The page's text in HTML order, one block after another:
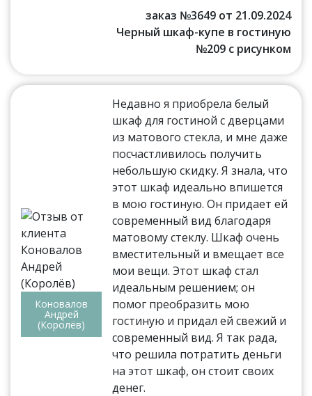
заказ №3649 от 21.09.2024
Черный шкаф-купе в гостиную
№209 с рисунком
Коновалов
Андрей
(Королёв)
Недавно я приобрела белый
шкаф для гостиной с дверцами
из матового стекла, и мне даже
посчастливилось получить
небольшую скидку. Я знала, что
этот шкаф идеально впишется
в мою гостиную. Он придает ей
современный вид благодаря
матовому стеклу. Шкаф очень
вместительный и вмещает все
мои вещи. Этот шкаф стал
идеальным решением; он
помог преобразить мою
гостиную и придал ей свежий и
современный вид. Я так рада,
что решила потратить деньги
на этот шкаф, он стоит своих
денег.